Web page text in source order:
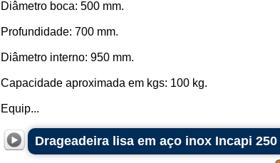
Diâmetro boca: 500 mm.
Profundidade: 700 mm.
Diâmetro interno: 950 mm.
Capacidade aproximada em kgs: 100 kg.
Equip...
Drageadeira lisa em aço inox Incapi